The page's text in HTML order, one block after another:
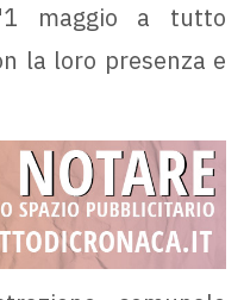
maggio a tutto
la loro presenza e